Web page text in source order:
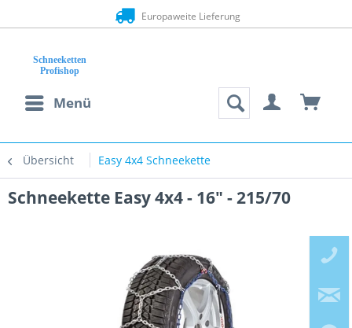
Europaweite Lieferung
Menü
Übersicht Easy 4x4 Schneekette
Schneekette Easy 4x4 - 16" - 215/70